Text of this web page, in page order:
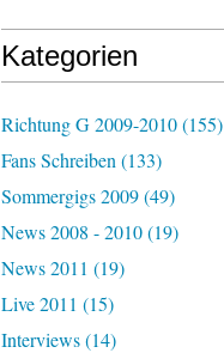
Kategorien
Richtung G 2009-2010(155)
Fans Schreiben (133)
Sommergigs 2009(49)
News 2008 - 2010(19)
News 2011 (19)
Live 2011 (15)
Interviews(14)